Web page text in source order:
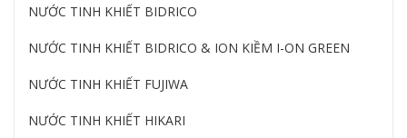
NƯỚC TINH KHIẾT BIDRICO
NƯỚC TINH KHIẾT BIDRICO & ION KIỀM I-ON GREEN
NƯỚC TINH KHIẾT FUJIWA
NƯỚC TINH KHIẾT HIKARI